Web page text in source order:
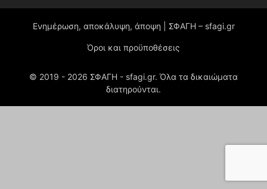
Ενημέρωση, αποκάλυψη, άποψη | ΣΦΑΓΗ – sfagi.gr
Όροι και προϋποθέσεις
© 2019 - 2026 ΣΦΑΓΗ - sfagi.gr. Όλα τα δικαιώματα
διατηρούνται.